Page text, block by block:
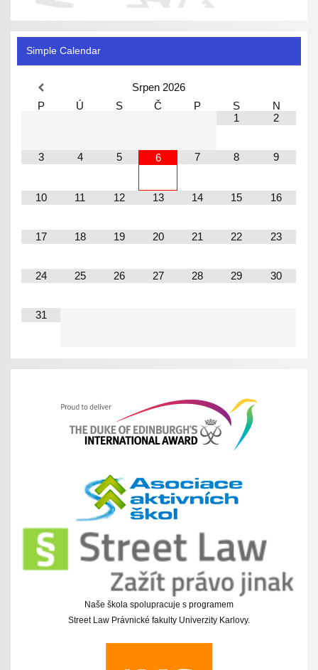
Simple Calendar
Srpen 2026
P
Ú S Č P S
N
1
2
3 4 5 6 7 8 9
10 11 12 13 14 15 16
17 18 19 20 21 22 23
24 25 26 27 28 29 30
31
Naše škola spolupracuje s programem
Street Law Právnické fakulty Univerzity Karlovy.